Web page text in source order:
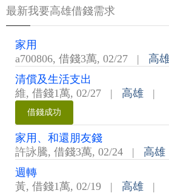
最新我要高雄借錢需求
家用
a700806, 借錢3萬, 02/27 | 高
清償及生活支出
維, 借錢1萬, 02/27 | 高雄 |
借錢成功
家用、和還朋友錢
許詠騰, 借錢3萬, 02/24 | 高雄
週轉
黃, 借錢1萬, 02/19 | 高雄 |